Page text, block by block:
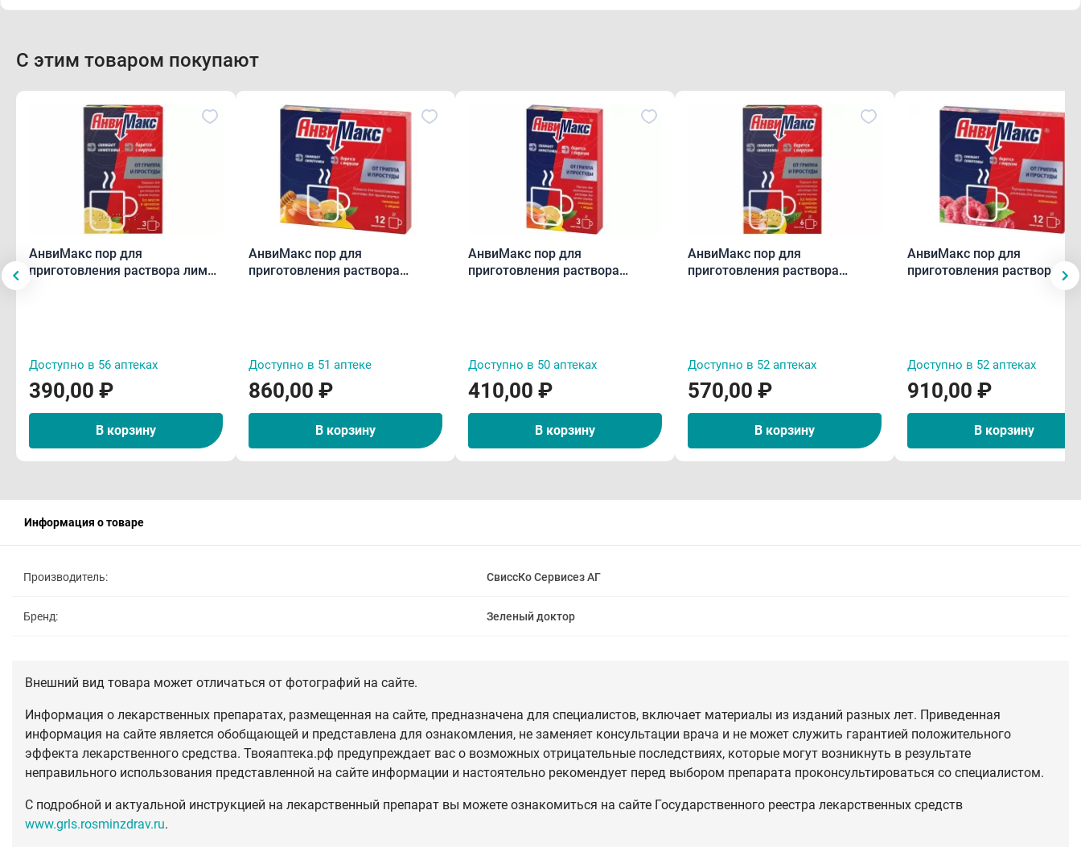
С этим товаром покупают
АнвиМакс пор для
приготовления раствора лимон
Доступно в 56 аптеках
390,00 ₽
В корзину
АнвиМакс пор для
приготовления раствора
Доступно в 51 аптеке
860,00 ₽
В корзину
АнвиМакс пор для
приготовления раствора
Доступно в 50 аптеках
410,00 ₽
В корзину
АнвиМакс пор для
приготовления раствора
Доступно в 52 аптеках
570,00 ₽
В корзину
АнвиМакс пор для
приготовления раствора
Доступно в 52 аптеках
910,00 ₽
В корзину
Информация о товаре
Производитель: СвиссКо Сервисез АГ
Бренд: Зеленый доктор
Внешний вид товара может отличаться от фотографий на сайте.
Информация о лекарственных препаратах, размещенная на сайте, предназначена для специалистов, включает материалы из изданий разных лет. Приведенная
информация на сайте является обобщающей и представлена для ознакомления, не заменяет консультации врача и не может служить гарантией положительного
эффекта лекарственного средства. Твояаптека.рф предупреждает вас о возможных отрицательные последствиях, которые могут возникнуть в результате
неправильного использования представленной на сайте информации и настоятельно рекомендует перед выбором препарата проконсультироваться со специалистом.
С подробной и актуальной инструкцией на лекарственный препарат вы можете ознакомиться на сайте Государственного реестра лекарственных средств
www.grls.rosminzdrav.ru.